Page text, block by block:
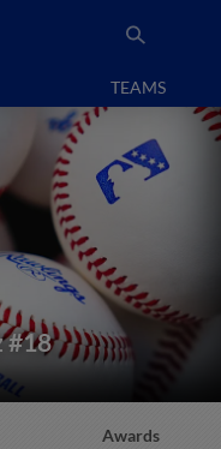
TEAMS
#18
Awards